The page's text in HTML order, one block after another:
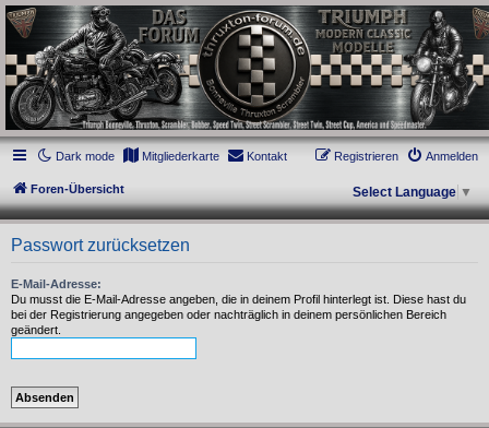
thruxton-forum.de
DAS FORUM! Alles rund um die Triumph Modern Classic Modelle. Das Forum für
die New Bonneville Baureihen ab BJ 2001. Triumph Bonneville, Thruxton,
Scrambler, Bobber, Speed Twin, Street Scrambler, Street Twin, Street Cup, America
und Speedmaster.
Dark mode
Mitgliederkarte Kontakt Anmelden
Registrieren
Foren-Übersicht Select Language ▼
Passwort zurücksetzen
E-Mail-Adresse:
Du musst die E-Mail-Adresse angeben, die in deinem Profil hinterlegt ist. Diese hast du
bei der Registrierung angegeben oder nachträglich in deinem persönlichen Bereich
geändert.